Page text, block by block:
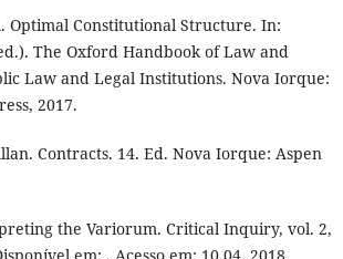
Optimal Constitutional Structure. In:
The Oxford Handbook of Law and
Law and Legal Institutions. Nova Iorque:
2017.
Contracts. 14. Ed. Nova Iorque: Aspen
the Variorum. Critical Inquiry, vol. 2,